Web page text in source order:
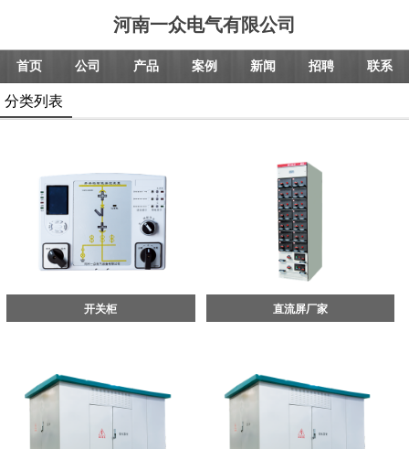
河南一众电气有限公司
首页 公司 产品 案例 新闻 招聘 联系
分类列表
开关柜 直流屏厂家